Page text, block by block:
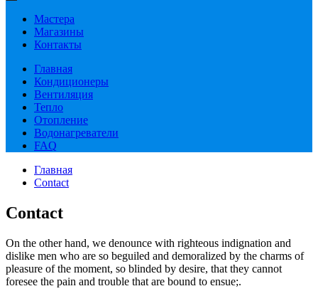
Мастера
Магазины
Контакты
Главная
Кондиционеры
Вентиляция
Тепло
Отопление
Водонагреватели
FAQ
Главная
Contact
Contact
On the other hand, we denounce with righteous indignation and
dislike men who are so beguiled and demoralized by the charms of
pleasure of the moment, so blinded by desire, that they cannot
foresee the pain and trouble that are bound to ensue;.